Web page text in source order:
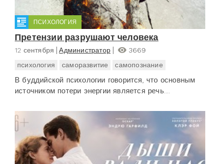
ПСИХОЛОГИЯ
Претензии разрушают человека
12 сентября Администратор
3669
психология
саморазвитие самопознание
В буддийской психологии говорится, что основным
источником потери энергии является речь....